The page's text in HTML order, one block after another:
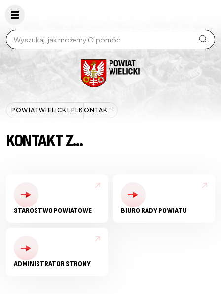
Wpisz szukaną frazę
POWIATWIELICKI.PLKONTAKT
KONTAKT Z...
STAROSTWO POWIATOWE BIURO RADY POWIATU
ADMINISTRATOR STRONY